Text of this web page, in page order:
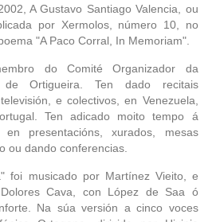
A Gustavo Santiago Valencia, ou
por Xermolos, número 10, no
"A Paco Corral, In Memoriam".
do Comité Organizador da
de Ortigueira. Ten dado recitais
e colectivos, en Venezuela,
Ten adicado moito tempo á
presentacións, xurados, mesas
ou dando conferencias.
foi musicado por Martínez Vieito, e
Cava, con López de Saa ó
Na súa versión a cinco voces